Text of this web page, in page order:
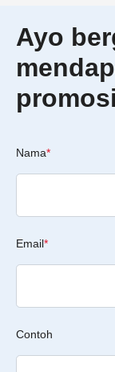
Ayo
Nama*
Email*
Contoh